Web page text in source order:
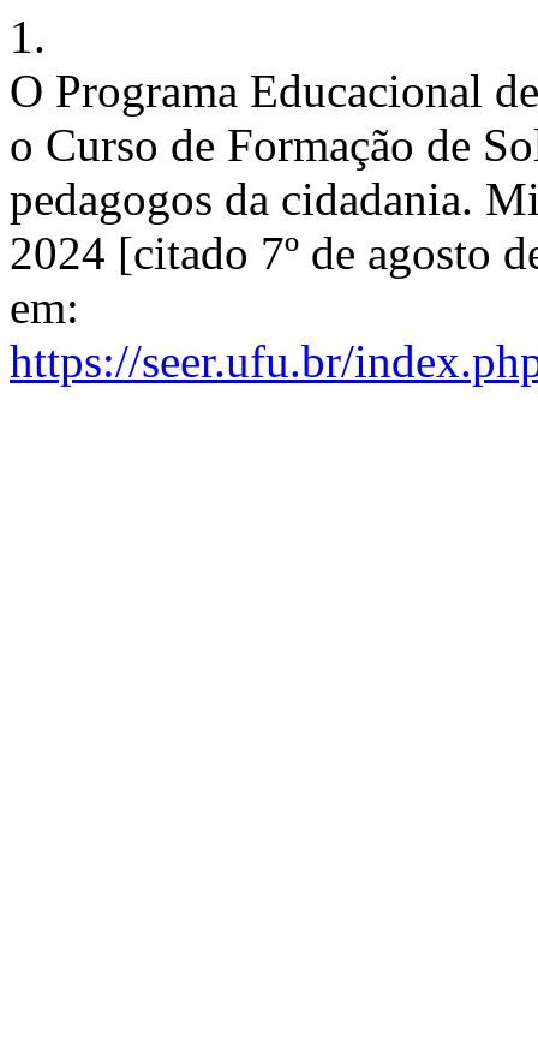
1.
O Programa Educacional
o Curso de Formação de
pedagogos da cidadania.
2024 [citado 7º de agosto
em:
https://seer.ufu.br/